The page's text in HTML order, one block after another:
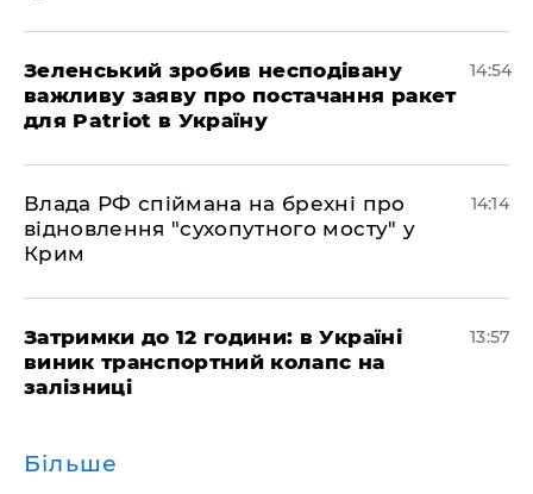
Зеленський зробив несподівану
важливу заяву про постачання ракет
для Patriot в Україну
14:54
Влада РФ спіймана на брехні про
відновлення "сухопутного мосту" у
Крим
14:14
Затримки до 12 години: в Україні
виник транспортний колапс на
залізниці
13:57
Більше